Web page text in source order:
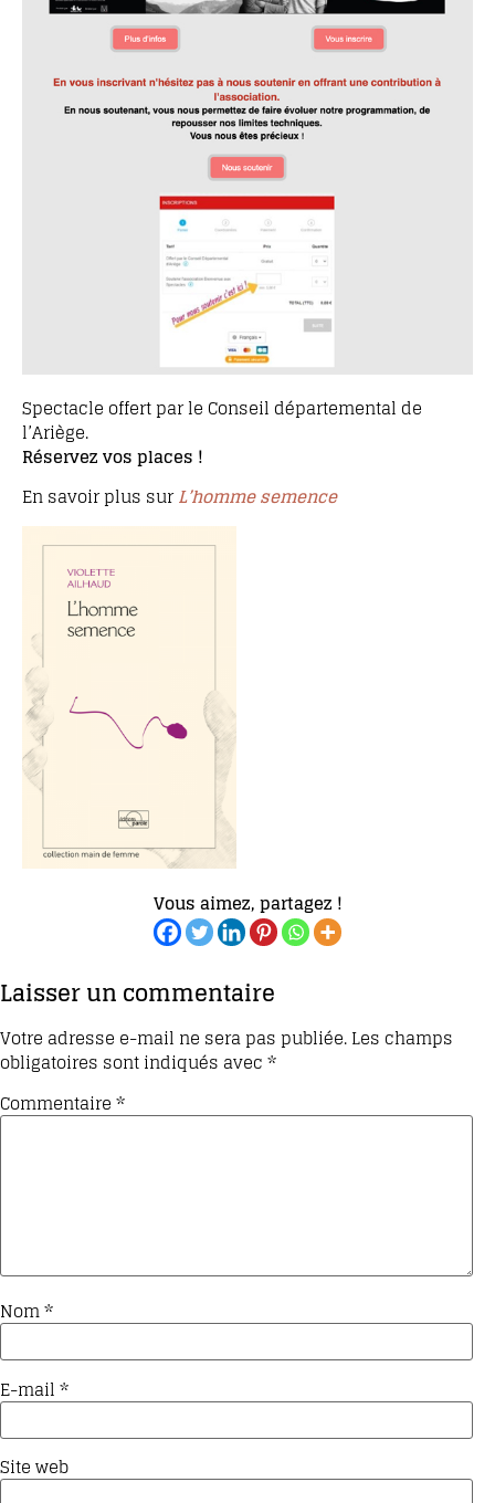
Spectacle offert par le Conseil départemental de
l’Ariège.
Réservez vos places !
En savoir plus surL’homme semence
Vous aimez, partagez !
Laisser un commentaire
Votre adresse e-mail ne sera pas publiée.Les champs
obligatoires sont indiqués avec*
Commentaire*
Nom*
E-mail*
Site web